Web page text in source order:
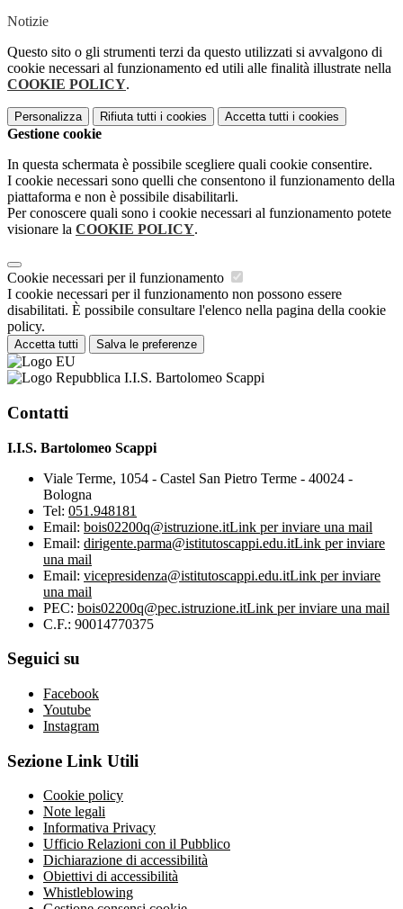
Notizie
Questo sito o gli strumenti terzi da questo utilizzati si avvalgono di
cookie necessari al funzionamento ed utili alle finalità illustrate nella
COOKIE POLICY.
Personalizza Rifiuta tutti i cookies Accetta tutti i cookies
Gestione cookie
In questa schermata è possibile scegliere quali cookie consentire.
I cookie necessari sono quelli che consentono il funzionamento della
piattaforma e non è possibile disabilitarli.
Per conoscere quali sono i cookie necessari al funzionamento potete
visionare la COOKIE POLICY.
Cookie necessari per il funzionamento
I cookie necessari per il funzionamento non possono essere
disabilitati. È possibile consultare l'elenco nella pagina della cookie
policy.
Accetta tutti Salva le preferenze
I.I.S. Bartolomeo Scappi
Contatti
I.I.S. Bartolomeo Scappi
Viale Terme, 1054 - Castel San Pietro Terme - 40024 -
Bologna
Tel: 051.948181
Email: bois02200q@istruzione.itLink per inviare una mail
Email: dirigente.parma@istitutoscappi.edu.itLink per inviare
una mail
Email: vicepresidenza@istitutoscappi.edu.itLink per inviare
una mail
PEC: bois02200q@pec.istruzione.itLink per inviare una mail
C.F.: 90014770375
Seguici su
Facebook
Youtube
Instagram
Sezione Link Utili
Cookie policy
Note legali
Informativa Privacy
Ufficio Relazioni con il Pubblico
Dichiarazione di accessibilità
Obiettivi di accessibilità
Whistleblowing